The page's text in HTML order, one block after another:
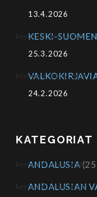
13.4.2026
KESKI-
25.3.2026
24.2.2026
KATEGORIAT
ANDALUSIA
ANDALUSIAN